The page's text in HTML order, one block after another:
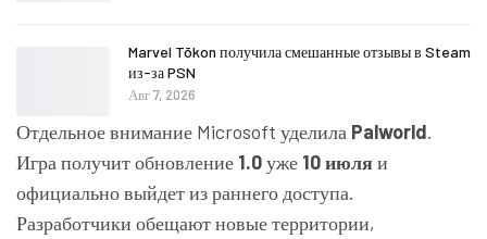
Marvel Tōkon получила смешанные отзывы в Steam
из-за PSN
Авг 7, 2026
Отдельное внимание Microsoft уделила Palworld.
Игра получит обновление 1.0уже 10 июляи
официально выйдет из раннего доступа.
Разработчики обещают новые территории,